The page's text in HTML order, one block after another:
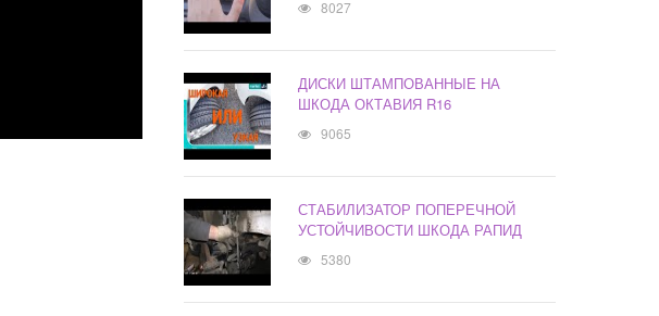
8027
ДИСКИ ШТАМПОВАННЫЕ НА
ШКОДА ОКТАВИЯ R16
9065
СТАБИЛИЗАТОР ПОПЕРЕЧНОЙ
УСТОЙЧИВОСТИ ШКОДА РАПИД
5380